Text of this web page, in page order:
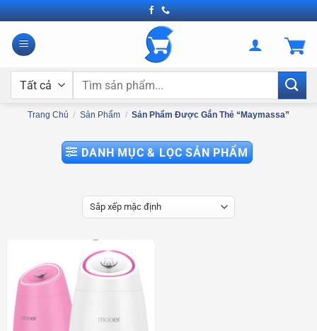
Bỏ
qua
nội
Tìm
Trang Chủ / Sản Phẩm / Sản Phẩm Được Gắn Thẻ “Maymassa”
DANH MỤC & LỌC SẢN PHẨM